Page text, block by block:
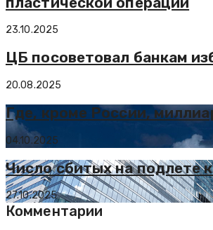
23.10.2025
ЦБ посоветовал банкам
20.08.2025
Где, кроме России,
04.10.2025
Число сбитых на подлете
27.10.2025
Комментарии